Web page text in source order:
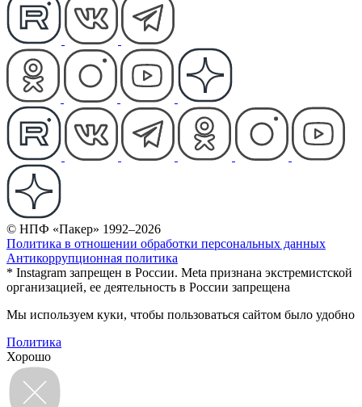
© НПФ «Пакер» 1992–2026
Политика в отношении обработки персональных данных
Антикоррупционная политика
* Instagram запрещен в России. Meta признана экстремистской
организацией, ее деятельность в России запрещена
Мы используем куки, чтобы пользоваться сайтом было удобно
Политика
Хорошо